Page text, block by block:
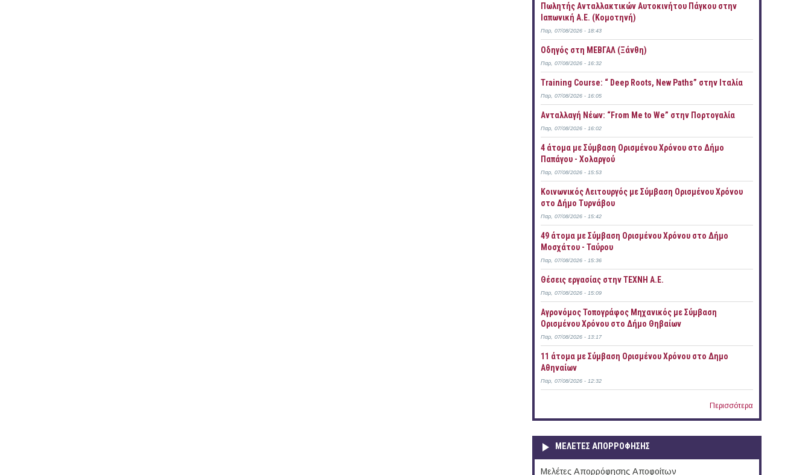
Πωλητής Ανταλλακτικών Αυτοκινήτου Πάγκου στην
Ιαπωνική Α.Ε. (Κομοτηνή)
Παρ, 07/08/2026 - 18:43
Οδηγός στη ΜΕΒΓΑΛ (Ξάνθη)
Παρ, 07/08/2026 - 16:32
Training Course: “ Deep Roots, New Paths” στην Ιταλία
Παρ, 07/08/2026 - 16:05
Ανταλλαγή Νέων: “From Me to We” στην Πορτογαλία
Παρ, 07/08/2026 - 16:02
4 άτομα με Σύμβαση Ορισμένου Χρόνου στο Δήμο
Παπάγου - Χολαργού
Παρ, 07/08/2026 - 15:53
Κοινωνικός Λειτουργός με Σύμβαση Ορισμένου Χρόνου
στο Δήμο Τυρνάβου
Παρ, 07/08/2026 - 15:42
49 άτομα με Σύμβαση Ορισμένου Χρόνου στο Δήμο
Μοσχάτου - Ταύρου
Παρ, 07/08/2026 - 15:36
Θέσεις εργασίας στην ΤΕΧΝΗ Α.Ε.
Παρ, 07/08/2026 - 15:09
Αγρονόμος Τοπογράφος Μηχανικός με Σύμβαση
Ορισμένου Χρόνου στο Δήμο Θηβαίων
Παρ, 07/08/2026 - 13:17
11 άτομα με Σύμβαση Ορισμένου Χρόνου στο Δημο
Αθηναίων
Παρ, 07/08/2026 - 12:32
Περισσότερα
ΜΕΛΕΤΕΣ ΑΠΟΡΡΟΦΗΣΗΣ
Μελέτες Απορρόφησης Αποφοίτων